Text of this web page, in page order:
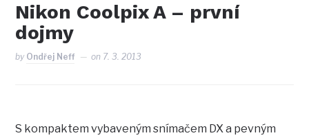
Nikon Coolpix A – první
dojmy
by Ondřej Neff on 7. 3. 2013
S kompaktem vybaveným snímačem DX a pevným